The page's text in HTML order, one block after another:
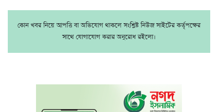
কোন খবর নিয়ে আপত্তি বা অভিযোগ থাকলে সংশ্লিষ্ট নিউজ সাইটের কর্তৃপক্ষের
সাথে যোগাযোগ করার অনুরোধ রইলো।